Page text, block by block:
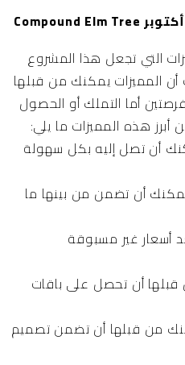
مميزات كمبوند إيلم تري 6 أكتوبر Compound Elm Tree
التي تجعل هذا المشروع
المميزات يمكنك من قبلها
أما التملك أو الحصول
هذه المميزات ما يلي:
أن تصل إليه بكل سهولة
أن تضمن من بينها ما
أسعار غير مسبوقة
أن تحصل على باقات
من قبلها أن تضمن تصميم